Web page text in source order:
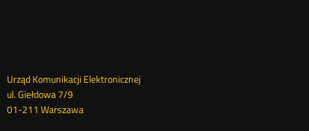
Dane
kontaktowe
Urząd Komunikacji Elektronicznej
ul. Giełdowa 7/9
01-211 Warszawa